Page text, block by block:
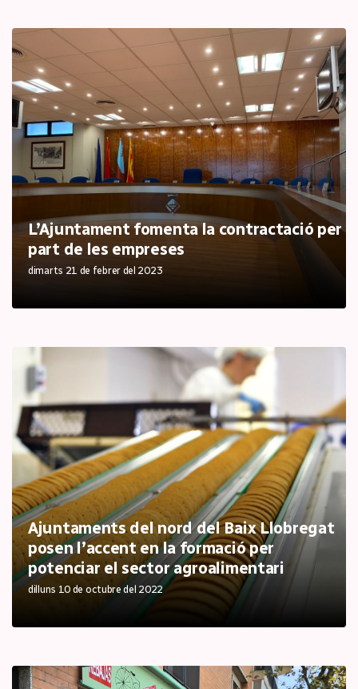
L’Ajuntament fomenta la contractació per
part de les empreses
dimarts 21 de febrer del 2023
Ajuntaments del nord del Baix Llobregat
posen l’accent en la formació per
potenciar el sector agroalimentari
dilluns 10 de octubre del 2022